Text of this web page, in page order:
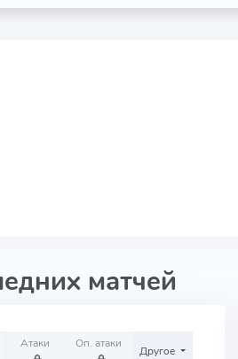
матчей
Атаки Оп. атаки
Другое